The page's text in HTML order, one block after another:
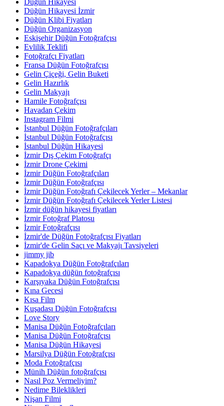
Düğün Hikayesi
Düğün Hikayesi İzmir
Düğün Klibi Fiyatları
Düğün Organizasyon
Eskişehir Düğün Fotoğrafçısı
Evlilik Teklifi
Fotoğrafçı Fiyatları
Fransa Düğün Fotoğrafçısı
Gelin Çiçeği, Gelin Buketi
Gelin Hazırlık
Gelin Makyajı
Hamile Fotoğrafçısı
Havadan Çekim
Instagram Filmi
İstanbul Düğün Fotoğrafçıları
İstanbul Düğün Fotoğrafçısı
İstanbul Düğün Hikayesi
İzmir Dış Çekim Fotoğrafçı
İzmir Drone Çekimi
İzmir Düğün Fotoğrafçıları
İzmir Düğün Fotoğrafçısı
İzmir Düğün Fotoğrafı Çekilecek Yerler – Mekanlar
İzmir Düğün Fotoğrafı Çekilecek Yerler Listesi
İzmir düğün hikayesi fiyatları
İzmir Fotoğraf Platosu
İzmir Fotoğrafçısı
İzmir'de Düğün Fotoğrafçısı Fiyatları
İzmir'de Gelin Saçı ve Makyajı Tavsiyeleri
jimmy jib
Kapadokya Düğün Fotoğrafçıları
Kapadokya düğün fotoğrafçısı
Karşıyaka Düğün Fotoğrafçısı
Kına Gecesi
Kısa Film
Kuşadası Düğün Fotoğrafçısı
Love Story
Manisa Düğün Fotoğrafçıları
Manisa Düğün Fotoğrafçısı
Manisa Düğün Hikayesi
Marsilya Düğün Fotoğrafçısı
Moda Fotoğrafçısı
Münih Düğün fotoğrafçısı
Nasıl Poz Vermeliyim?
Nedime Bileklikleri
Nişan Filmi